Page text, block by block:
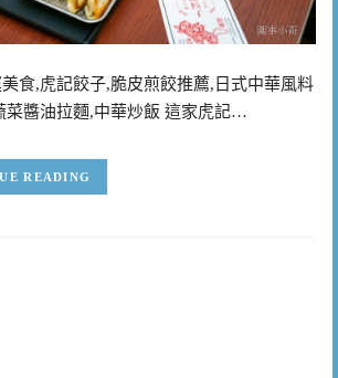
食,虎記餃子,脆皮煎餃推薦,日式中華風料
菜醬油拉麵,中華炒飯 這家虎記…
READING